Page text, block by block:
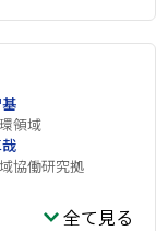
領域
協働研究拠
全て見る